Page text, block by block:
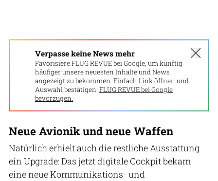
Verpasse keine News mehr
Favorisiere FLUG REVUE bei Google, um künftig
häufiger unsere neuesten Inhalte und News
angezeigt zu bekommen. Einfach Link öffnen und
Auswahl bestätigen: FLUG REVUE bei Google
bevorzugen.
Neue Avionik und neue Waffen
Natürlich erhielt auch die restliche Ausstattung
ein Upgrade: Das jetzt digitale Cockpit bekam
eine neue Kommunikations- und